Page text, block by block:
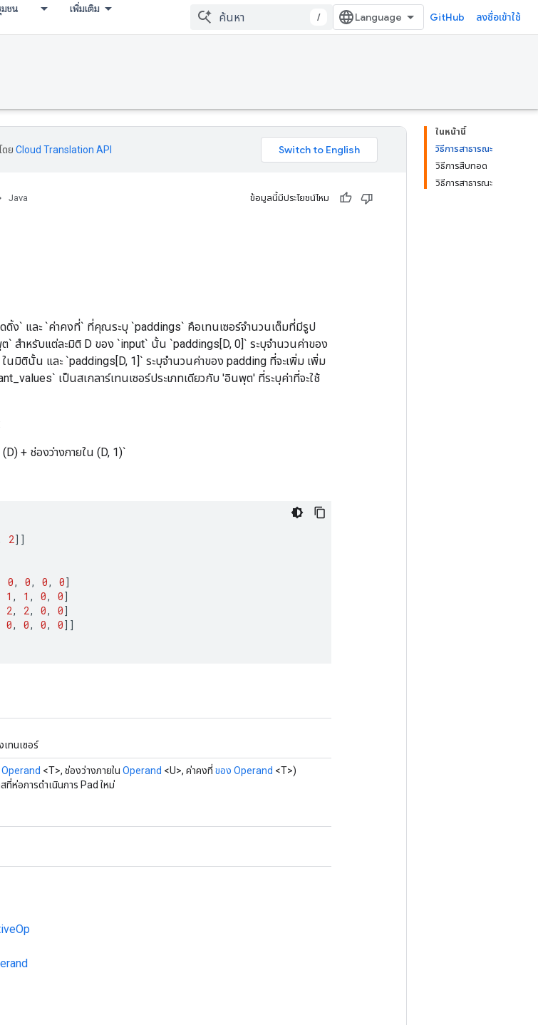
ชน เพิ่มเติม
/ GitHub ลงชื่อเข้าใช้
ในหน้านี้
วิธีการสาธารณะ
วิธีการสืบทอด
วิธีการสาธารณะ
ดย Cloud Translation API
Java ข้อมูลนี้มีประโยชน์ไหม
ดิ้ง` และ `ค่าคงที่` ที่คุณระบุ `paddings` คือเทนเซอร์จำนวนเต็มที่มีรูป
สำหรับแต่ละมิติ D ของ `input` นั้น `paddings[D, 0]` ระบุจำนวนค่าของ
นมิตินั้น และ `paddings[D, 1]` ระบุจำนวนค่าของ padding ที่จะเพิ่ม เพิ่ม
เป็นสเกลาร์เทนเซอร์ประเภทเดียวกับ 'อินพุต' ที่ระบุค่าที่จะใช้
+ ช่องว่างภายใน (D, 1)`
2]]
0, 0, 0, 0]
1 , 1 , 0, 0]
2, 2, 0, 0]
0, 0, 0, 0]]
ทนเซอร์
Operand <T>, ช่องว่างภายใน Operand <U>, ค่าคงที่ ของ Operand <T>)
ที่ห่อการดำเนินการ Pad ใหม่